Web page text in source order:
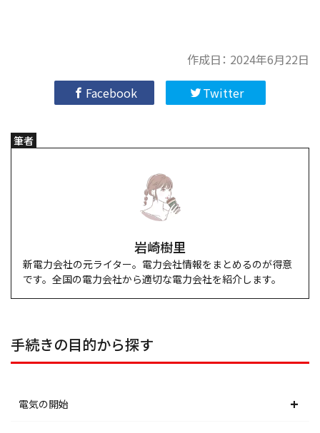
作成日： 2024年6月22日
Facebook
Twitter
筆者
岩崎樹里
新電力会社の元ライター。電力会社情報をまとめるのが得意
です。全国の電力会社から適切な電力会社を紹介します。
手続きの目的から探す
電気の開始